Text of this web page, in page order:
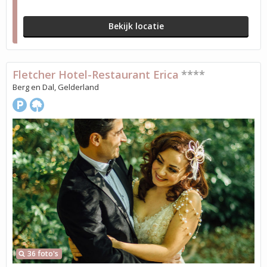
Bekijk locatie
36 foto's
Fletcher Hotel-Restaurant Erica ****
Berg en Dal, Gelderland